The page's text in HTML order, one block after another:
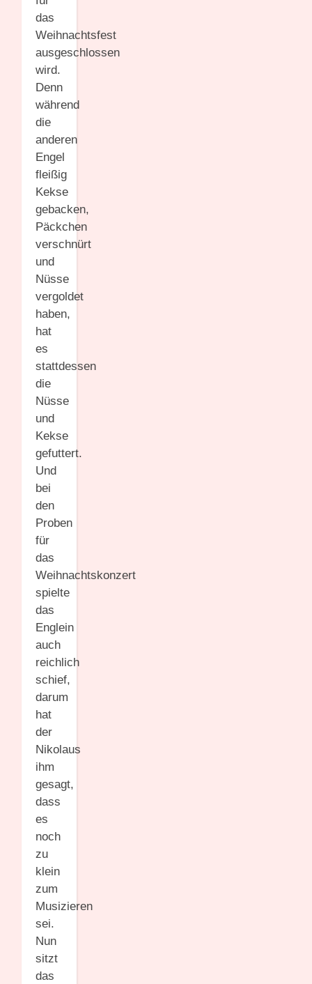
das
Weihnachtsfest
ausgeschlossen
wird.
Denn
während
die
anderen
Engel
fleißig
Kekse
gebacken,
Päckchen
verschnürt
und
Nüsse
vergoldet
haben,
hat
es
stattdessen
die
Nüsse
und
Kekse
gefuttert.
Und
bei
den
Proben
für
das
Weihnachtskonzert
spielte
das
Englein
auch
reichlich
schief,
darum
hat
der
Nikolaus
ihm
gesagt,
dass
es
noch
zu
klein
zum
Musizieren
sei.
Nun
sitzt
das